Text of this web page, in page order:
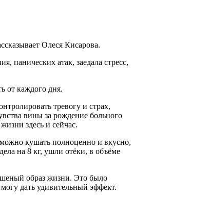
Олеся Кисарова.
панических атак, заедала стресс,
от каждого дня.
тревогу и страх,
вины за рождение больного
здесь и сейчас.
кушать полноценно и вкусно,
на 8 кг, ушли отёки, в объёме
образ жизни. Это было
дать удивительный эффект.